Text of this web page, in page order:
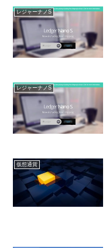
レジャーナノS
レジャーナノS
仮想通貨